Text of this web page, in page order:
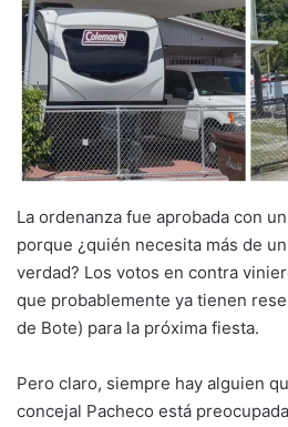
La ordenanza fue aprobada con
porque ¿quién necesita más de
verdad? Los votos en contra
que probablemente ya tienen
de Bote) para la próxima fiesta.
Pero claro, siempre hay alguien
concejal Pacheco está